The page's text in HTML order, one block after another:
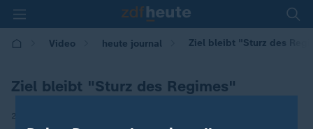
Video heute journal Ziel bleibt "Sturz des
Ziel bleibt "Sturz des Regimes"
28.02.2026 | 21:45